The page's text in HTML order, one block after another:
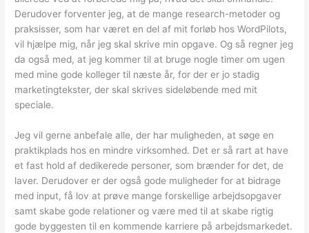
Derudover forventer jeg, at de mange research-metoder og
praksisser, som har været en del af mit forløb hos WordPilots,
vil hjælpe mig, når jeg skal skrive min opgave. Og så regner jeg
da også med, at jeg kommer til at bruge nogle timer om ugen
med mine gode kolleger til næste år, for der er jo stadig
marketingtekster, der skal skrives sideløbende med mit
speciale.
Jeg vil gerne anbefale alle, der har muligheden, at søge en
praktikplads hos en mindre virksomhed. Det er så rart at have
et fast hold af dedikerede personer, som brænder for det, de
laver. Derudover er der også gode muligheder for at bidrage
med input, få lov at prøve mange forskellige arbejdsopgaver
samt skabe gode relationer og være med til at skabe rigtig
gode byggesten til en kommende karriere på arbejdsmarkedet.